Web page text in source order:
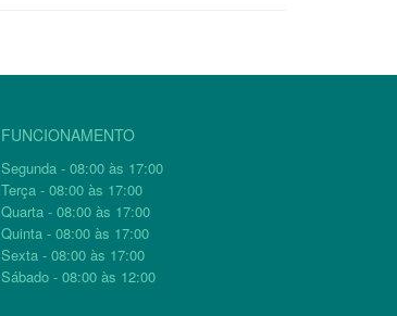
FUNCIONAMENTO
Segunda - 08:00 às 17:00
Terça - 08:00 às 17:00
Quarta - 08:00 às 17:00
Quinta - 08:00 às 17:00
Sexta - 08:00 às 17:00
Sábado - 08:00 às 12:00